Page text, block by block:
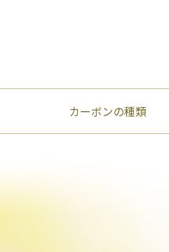
カーボンの種類